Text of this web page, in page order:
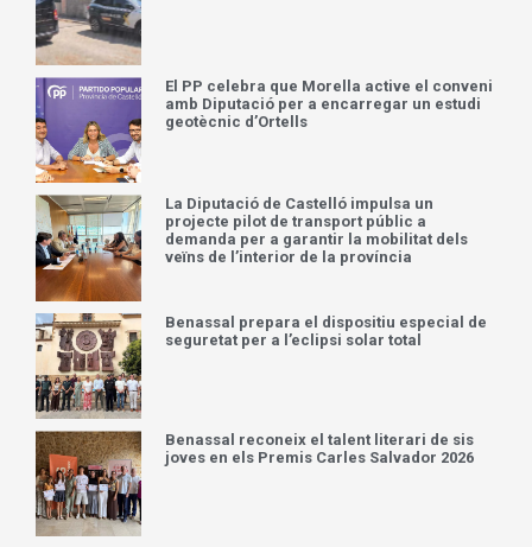
El PP celebra que Morella active el conveni
amb Diputació per a encarregar un estudi
geotècnic d’Ortells
La Diputació de Castelló impulsa un
projecte pilot de transport públic a
demanda per a garantir la mobilitat dels
veïns de l’interior de la província
Benassal prepara el dispositiu especial de
seguretat per a l’eclipsi solar total
Benassal reconeix el talent literari de sis
joves en els Premis Carles Salvador 2026